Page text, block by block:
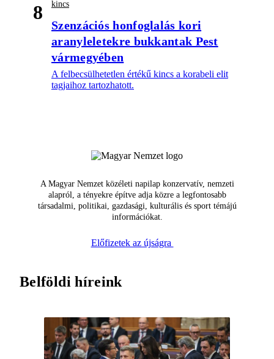
8 kincs
Szenzációs honfoglalás kori
aranyleletekre bukkantak Pest
vármegyében
A felbecsülhetetlen értékű kincs a korabeli elit
tagjaihoz tartozhatott.
A Magyar Nemzet közéleti napilap konzervatív, nemzeti
alapról, a tényekre építve adja közre a legfontosabb
társadalmi, politikai, gazdasági, kulturális és sport témájú
információkat.
Előfizetek az újságra
Belföldi híreink